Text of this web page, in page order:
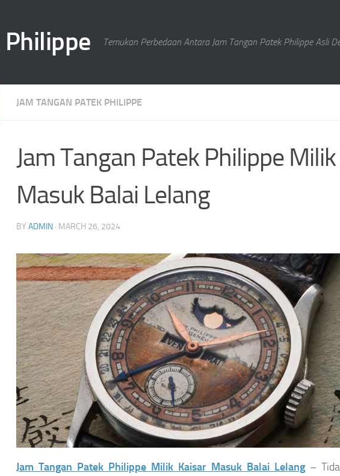
Philippe Temukan Perbedaan Antara Jam Tangan Patek Philippe Asli
JAM TANGAN PATEK PHILIPPE
Jam Tangan Patek Philippe
Masuk Balai Lelang
BY ADMIN · MARCH 26, 2024
Jam Tangan Patek Philippe Milik Kaisar Masuk Balai Lelang –